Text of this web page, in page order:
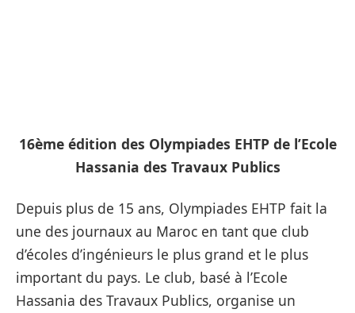
16ème édition des Olympiades EHTP de l’Ecole
Hassania des Travaux Publics
Depuis plus de 15 ans, Olympiades EHTP fait la
une des journaux au Maroc en tant que club
d’écoles d’ingénieurs le plus grand et le plus
important du pays. Le club, basé à l’Ecole
Hassania des Travaux Publics, organise un